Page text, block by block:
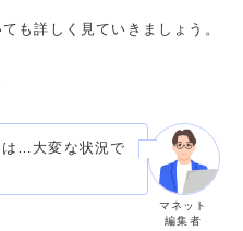
も詳しく見ていきましょう。
は…大変な状況で
マネット
編集者